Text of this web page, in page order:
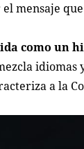
mensaje
como
idiomas
a la